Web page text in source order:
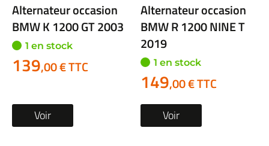
Alternateur occasion
BMW K 1200 GT 2003
1 en stock
139,00 € TTC
Voir
Alternateur occasion
BMW R 1200 NINE T
2019
1 en stock
149,00 € TTC
Voir